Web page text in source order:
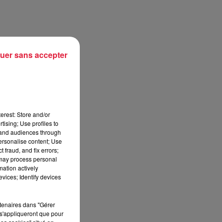
Store and/or
Use profiles to
audiences through
content; Use
fraud, and fix errors;
process personal
actively
Identify devices
dans "Gérer
que pour
sans accepter